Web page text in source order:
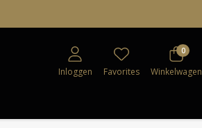
Inloggen Favorites
0
Winkelwagen